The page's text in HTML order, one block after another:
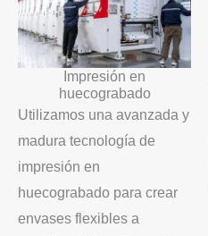
Impresión en
huecograbado
Utilizamos una avanzada y
madura tecnología de
impresión en
huecograbado para crear
envases flexibles a